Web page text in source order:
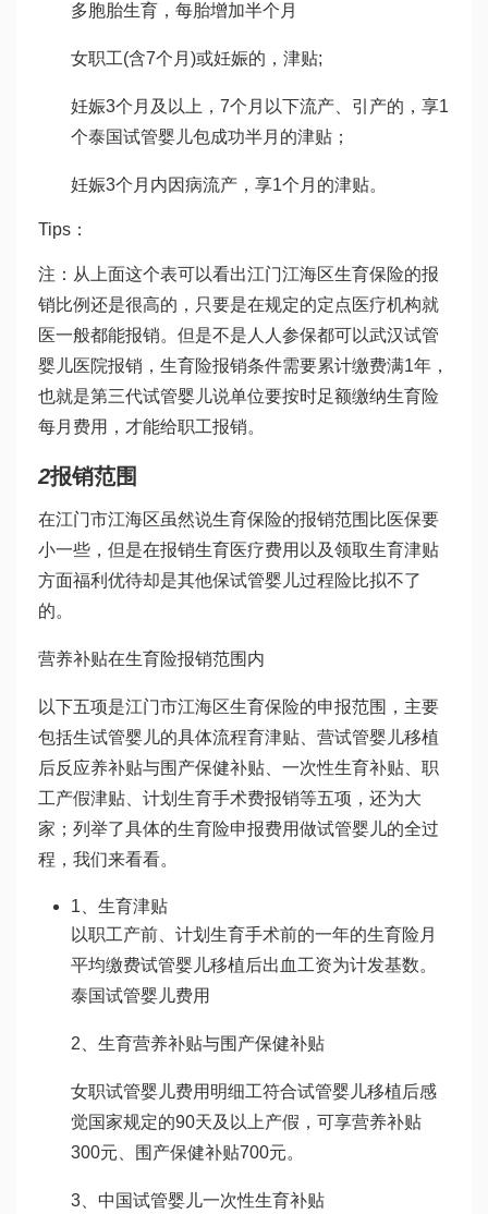
多胞胎生育，每胎增加半个月
女职工(含7个月)或妊娠的，津贴;
妊娠3个月及以上，7个月以下流产、引产的，享1
个泰国试管婴儿包成功半月的津贴；
妊娠3个月内因病流产，享1个月的津贴。
Tips：
注：从上面这个表可以看出江门江海区生育保险的报
销比例还是很高的，只要是在规定的定点医疗机构就
医一般都能报销。但是不是人人参保都可以武汉试管
婴儿医院报销，生育险报销条件需要累计缴费满1年，
也就是第三代试管婴儿说单位要按时足额缴纳生育险
每月费用，才能给职工报销。
2报销范围
在江门市江海区虽然说生育保险的报销范围比医保要
小一些，但是在报销生育医疗费用以及领取生育津贴
方面福利优待却是其他保试管婴儿过程险比拟不了
的。
营养补贴在生育险报销范围内
以下五项是江门市江海区生育保险的申报范围，主要
包括生试管婴儿的具体流程育津贴、营试管婴儿移植
后反应养补贴与围产保健补贴、一次性生育补贴、职
工产假津贴、计划生育手术费报销等五项，还为大
家；列举了具体的生育险申报费用做试管婴儿的全过
程 ，我们来看看。
1、生育津贴
以职工产前、计划生育手术前的一年的生育险月
平均缴费试管婴儿移植后出血工资为计发基数。
泰国试管婴儿费用
2、生育营养补贴与围产保健补贴
女职试管婴儿费用明细工符合试管婴儿移植后感
觉国家规定的90天及以上产假，可享营养补贴
300元、围产保健补贴700元。
3、 中国试管婴儿一次性生育补贴